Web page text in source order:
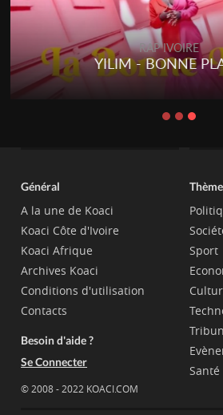
RAP IVOIRE
RENARD BARAKISSA
CHAT
Général
A la une de Koaci
Koaci Côte d'Ivoire
Koaci Afrique
Archives Koaci
Conditions d'utilisation
Contacts
Besoin d'aide ?
Se Connecter
© 2008 - 2022 KOACI.COM
Sport
Santé